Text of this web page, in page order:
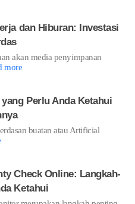
dan Hiburan: Investasi
akan media penyimpanan
more
Perlu Anda Ketahui
buatan atau Artificial
Check Online: Langkah-
Ketahui